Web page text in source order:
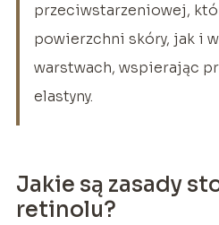
przeciwstarzeniowej,
powierzchni skóry, jak i
warstwach, wspierając
elastyny.
Jakie są zasady
retinolu?